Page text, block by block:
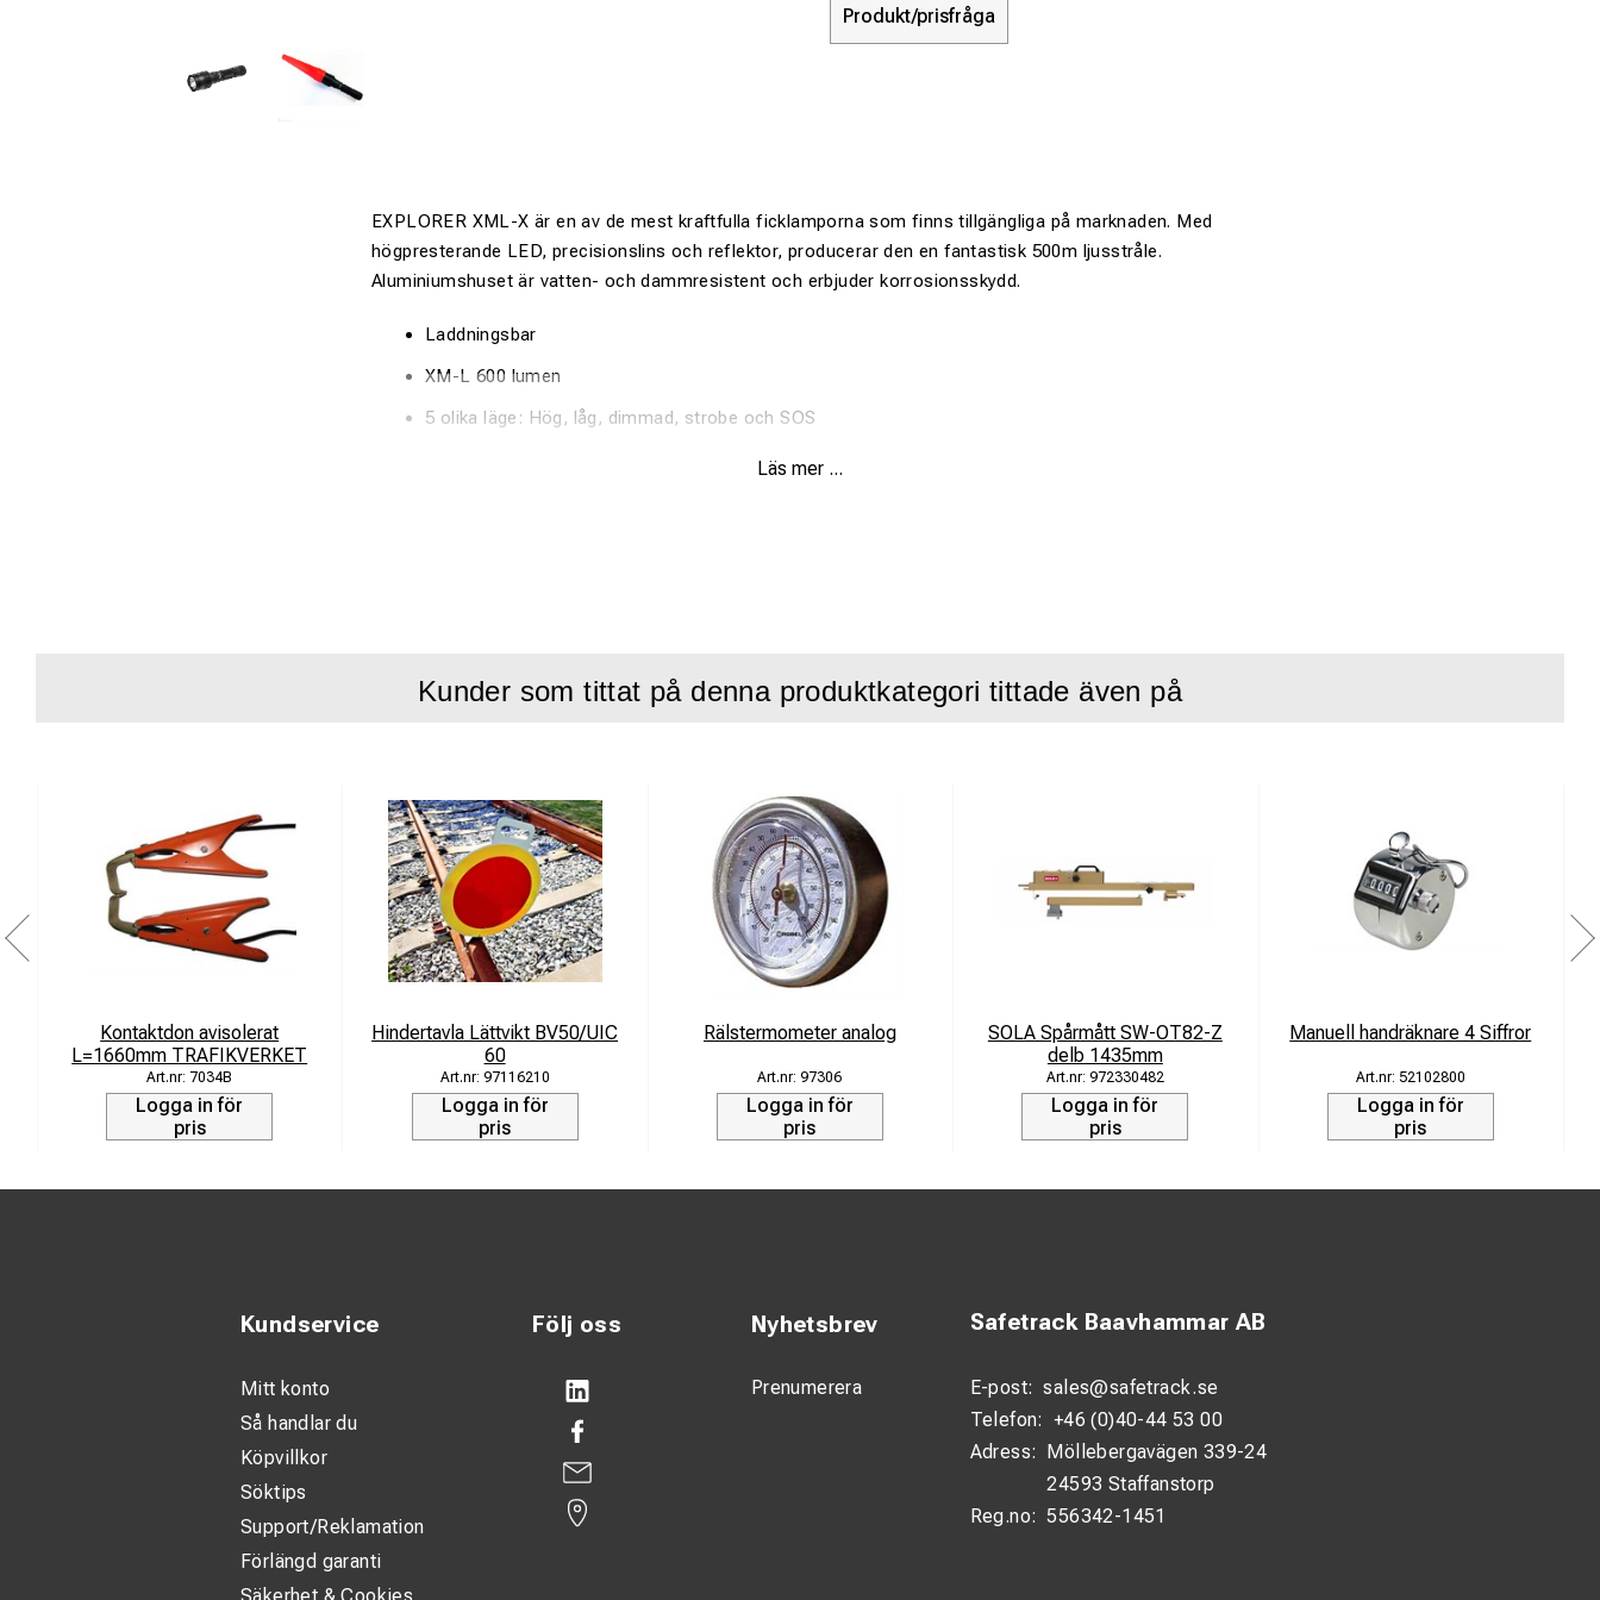
Produkt/prisfråga
EXPLORER XML-X är en av de mest kraftfulla ficklamporna som finns tillgängliga på marknaden. Med
högpresterande LED, precisionslins och reflektor, producerar den en fantastisk 500m ljusstråle.
Aluminiumshuset är vatten- och dammresistent och erbjuder korrosionsskydd.
Laddningsbar
XM-L 600 lumen
5 olika läge: Hög, låg, dimmad, strobe och SOS
Läs mer ...
Kunder som tittat på denna produktkategori tittade även på
Kontaktdon avisolerat
L=1660mm TRAFIKVERKET
7034B
Logga in för
pris
Hindertavla Lättvikt BV50/UIC
60
97116210
Logga in för
pris
Rälstermometer analog
97306
Logga in för
pris
SOLA Spårmått SW-OT82-Z
delb 1435mm
972330482
Logga in för
pris
Manuell handräknare 4 Siffror
52102800
Logga in för
pris
Följ oss Nyhetsbrev
Prenumerera
Safetrack Baavhammar AB
E-post: sales@safetrack.se
Telefon: +46 (0)40-44 53 00
Adress: Möllebergavägen 339-24
24593 Staffanstorp
Reg.no: 556342-1451
Kundservice
Mitt konto
Så handlar du
Köpvillkor
Söktips
Support/Reklamation
Förlängd garanti